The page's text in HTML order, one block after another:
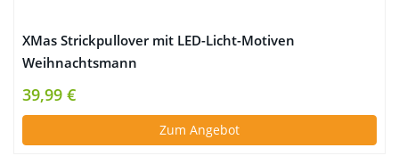
XMas Strickpullover mit LED-Licht-Motiven
Weihnachtsmann
39,99 €
Zum Angebot